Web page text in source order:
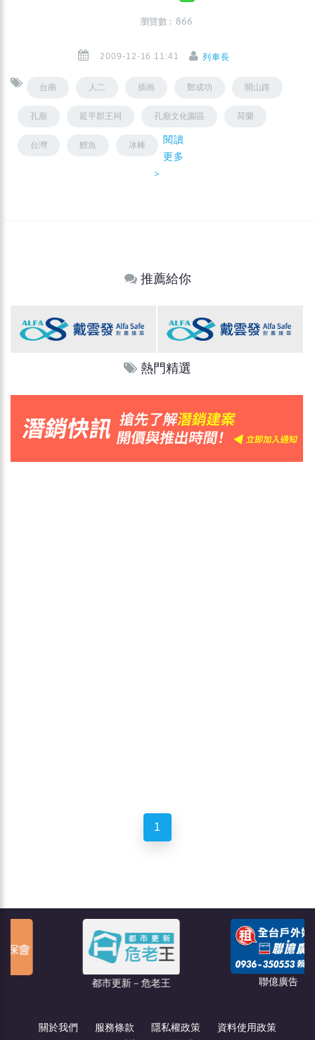
瀏覽數 : 866
2009-12-16 11:41 列車長
台南 人二 插画 鄭成功 開山路
孔廟 延平郡王祠 孔廟文化園區 荷蘭
台灣 鯉魚 冰棒
閱讀
更多
＞
推薦給你
熱門精選
1
都市更新－危老王 聯億廣告
關於我們 服務條款 隱私權政策
資料使用政策